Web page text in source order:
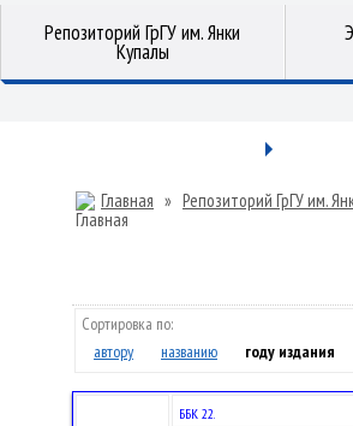
Репозиторий ГрГУ им. Янки
Купалы
Главная » Репозиторий ГрГУ им.
Сортировка по:
автору
названию году издания
ББК 22.